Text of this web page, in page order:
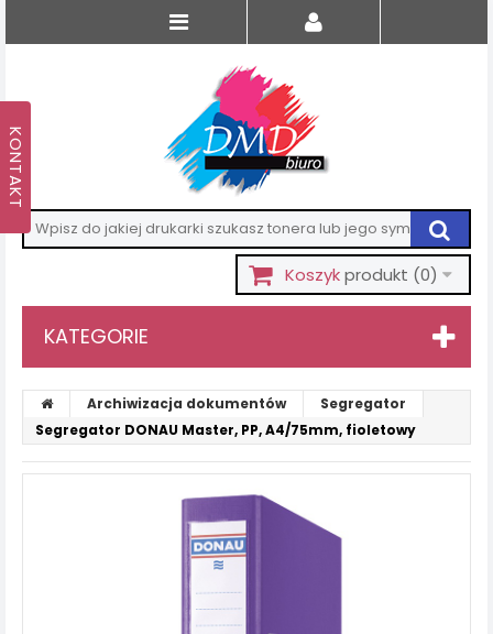
Koszykprodukt (0)
KATEGORIE
Archiwizacja dokumentów
Segregator
Segregator DONAU Master, PP, A4/75mm, fioletowy